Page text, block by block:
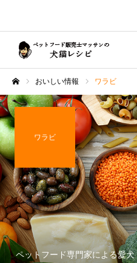
おいしい情報 ワラビ
ワラビ
ペットフード専門家による愛